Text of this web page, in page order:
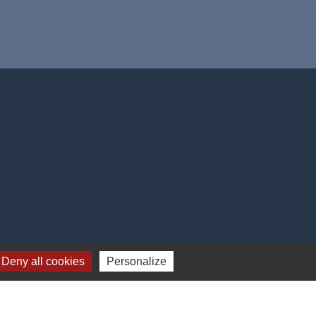
Plan du site - Gestion des cookies
all cookies Personalize